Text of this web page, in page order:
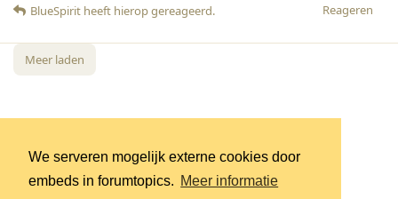
We serveren mogelijk externe cookies door
embeds in forumtopics. Meer informatie
Reageren
BlueSpirit heeft hierop gereageerd.
Meer laden